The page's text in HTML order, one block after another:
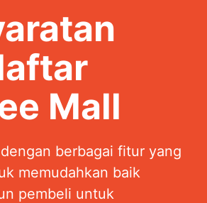
Mall
berbagai fitur yang
memudahkan baik
pembeli untuk